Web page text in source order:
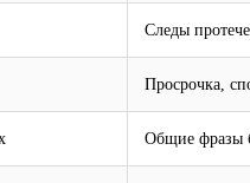
Следы
Просрочка,
Общие фразы